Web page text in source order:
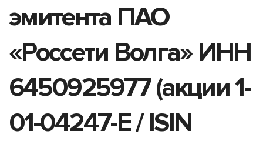
эмитента ПАО
«Россети Волга» ИНН
6450925977 (акции 1-
01-04247-E / ISIN